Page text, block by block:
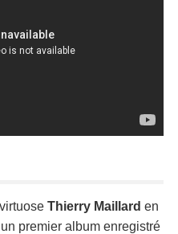
Thierry Maillard en
premier album enregistré